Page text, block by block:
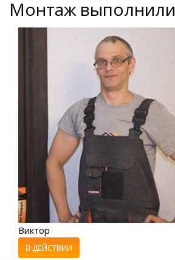
Монтаж выполнили
Виктор
В ДЕЙСТВИИ